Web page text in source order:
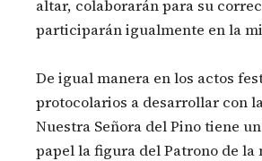
altar, colaborarán para su
participarán igualmente en la
De igual manera en los actos
protocolarios a desarrollar con
Nuestra Señora del Pino tiene
papel la figura del Patrono de la